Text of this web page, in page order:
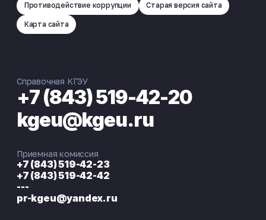
Противодействие коррупции Старая версия сайта
Карта сайта
Справочная КГЭУ
+7 (843) 519-42-20
kgeu@kgeu.ru
Приемная комиссия
+7 (843) 519-42-23
+7 (843) 519-42-42
---
pr-kgeu@yandex.ru